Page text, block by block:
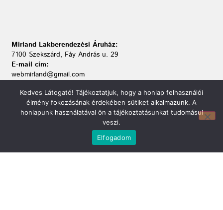
Mirland Lakberendezési Áruház:
7100 Szekszárd, Fáy András u. 29
E-mail cím:
webmirland@gmail.com
H-P 9-17:30 Sz: 9-12
Telefonszám:
06 74/510-686
Kedves Látogató! Tájékoztatjuk, hogy a honlap felhasználói
élmény fokozásának érdekében sütiket alkalmazunk. A
honlapunk használatával ön a tájékoztatásunkat tudomásul
veszi.
Elfogadom